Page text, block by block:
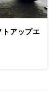
トアップエ